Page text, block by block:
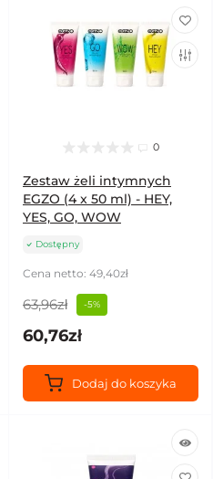
0
Zestaw żeli intymnych
EGZO (4 x 50 ml) - HEY,
YES, GO, WOW
Dostępny
Cena netto: 49,40zł
63,96zł -5%
60,76zł
Dodaj do koszyka